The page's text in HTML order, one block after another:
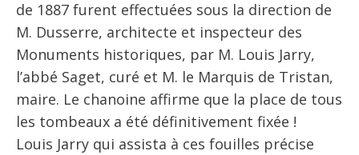
de 1887 furent effectuées sous la direction de
M. Dusserre, architecte et inspecteur des
Monuments historiques, par M. Louis Jarry,
l’abbé Saget, curé et M. le Marquis de Tristan,
maire. Le chanoine affirme que la place de tous
les tombeaux a été définitivement fixée !
Louis Jarry qui assista à ces fouilles précise